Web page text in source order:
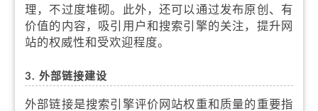
理，不过度堆砌。此外，还可以通过发布原创、有
价值的内容，吸引用户和搜索引擎的关注，提升网
站的权威性和受欢迎程度。
3. 外部链接建设
外部链接是搜索引擎评价网站权重和质量的重要指